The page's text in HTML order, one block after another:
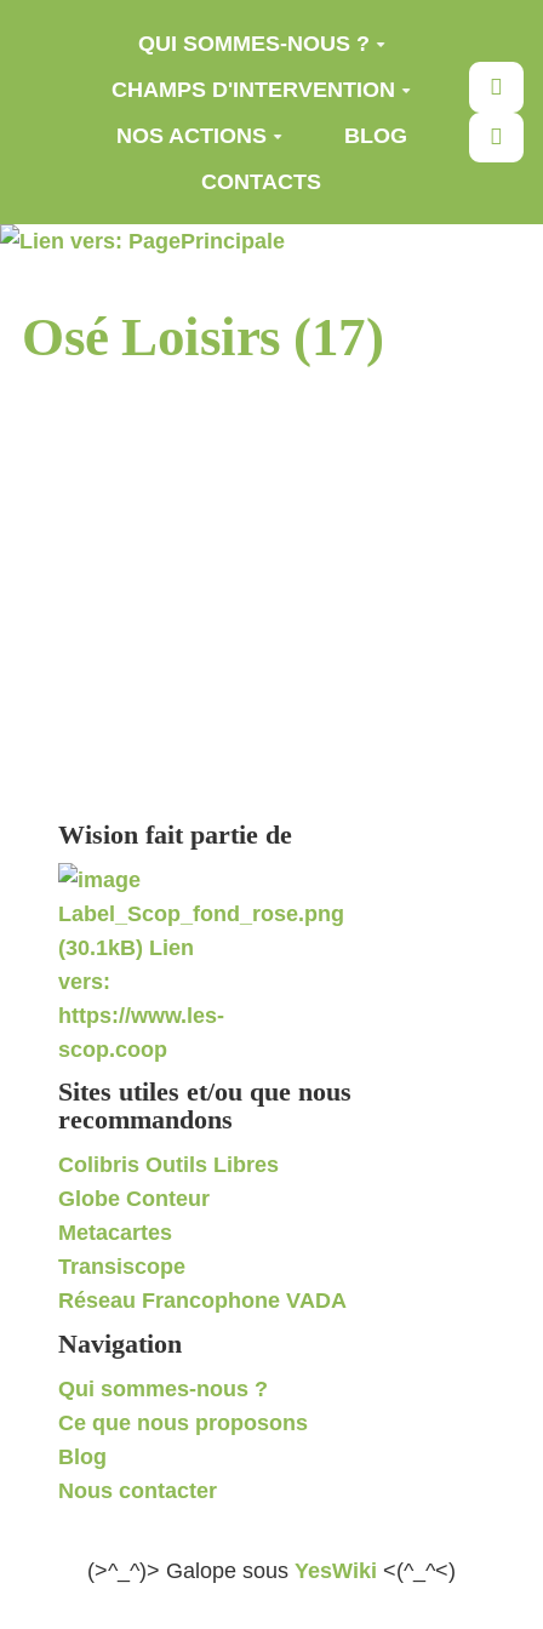
QUI SOMMES-NOUS ?
CHAMPS D'INTERVENTION
NOS ACTIONS
BLOG
CONTACTS
Osé Loisirs (17)
Wision fait partie de
Sites utiles et/ou que nous
recommandons
Colibris Outils Libres
Globe Conteur
Metacartes
Transiscope
Réseau Francophone VADA
Navigation
Qui sommes-nous ?
Ce que nous proposons
Blog
Nous contacter
(>^_^)> Galope sous YesWiki <(^_^<)